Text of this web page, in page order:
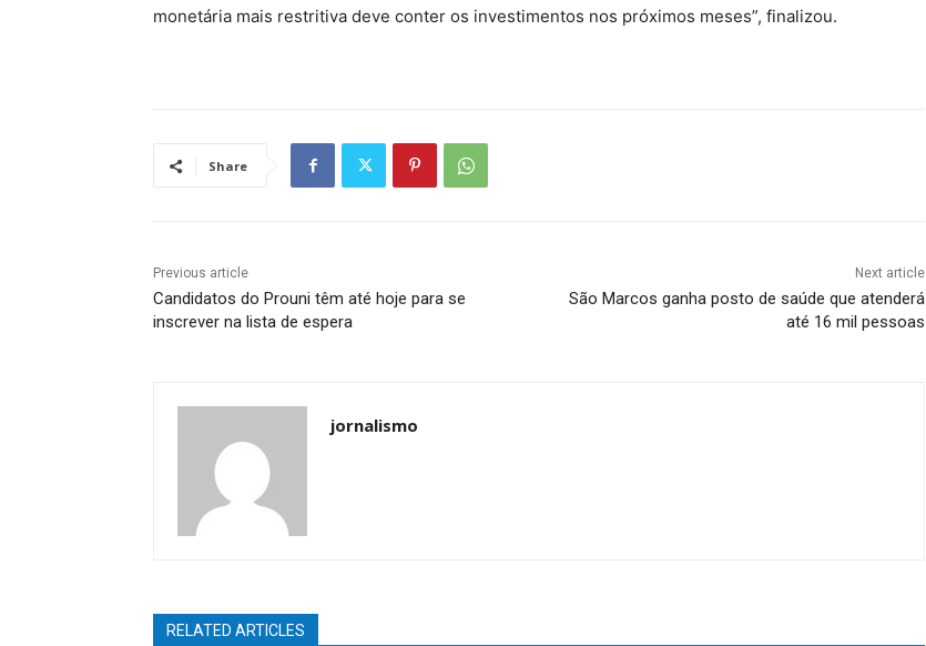
monetária mais restritiva deve conter os investimentos nos próximos meses”, finalizou.
Share
Previous article
Candidatos do Prouni têm até hoje para se
inscrever na lista de espera
Next article
São Marcos ganha posto de saúde que atenderá
até 16 mil pessoas
jornalismo
RELATED ARTICLES